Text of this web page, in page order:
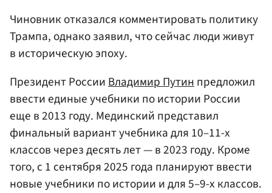
Чиновник отказался комментировать политику
Трампа, однако заявил, что сейчас люди живут
в историческую эпоху.
Президент РоссииВладимир Путинпредложил
ввести единые учебники по истории России
еще в 2013 году. Мединский представил
финальный вариант учебника для 10–11-х
классов через десять лет — в 2023 году. Кроме
того, с 1 сентября 2025 года планируют ввести
новые учебники по истории и для 5–9-х классов.